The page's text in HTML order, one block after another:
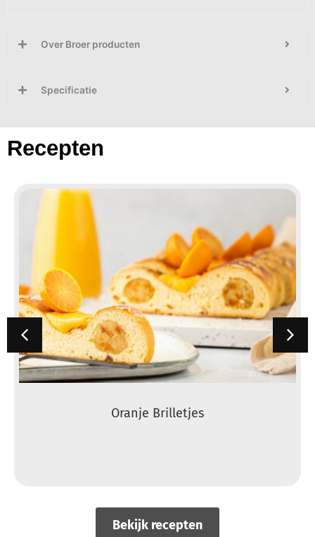
Over Broer producten
Specificatie
Recepten
Brioche Winstons
Bekijk recepten